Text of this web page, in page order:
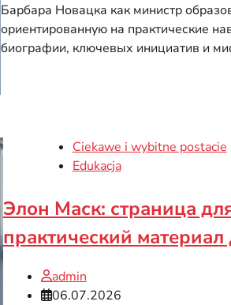
Барбара Новацка как министр
ориентированную на практические
биографии, ключевых инициатив и
Ciekawe i wybitne postacie
Edukacja
Элон Маск: страница
практический
admin
06.07.2026